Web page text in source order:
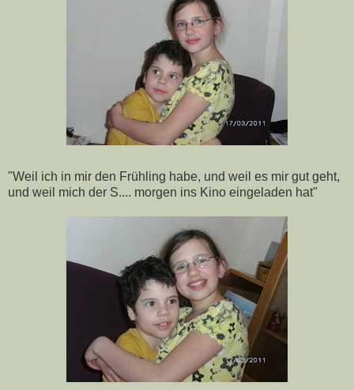
"Weil ich in mir den Frühling habe, und weil es mir gut geht,
und weil mich der S.... morgen ins Kino eingeladen hat"